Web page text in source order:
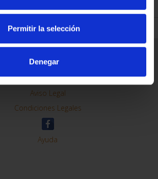
Permitir la selección
Denegar
Contacto
Preguntas Frequentes (FAQs)
Aviso Legal
Condiciones Legales
Ayuda